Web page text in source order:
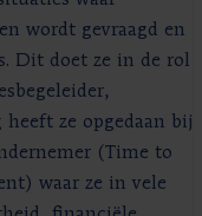
wordt gevraagd en
Dit doet ze in de rol
ze opgedaan bij
(Time to
waar ze in vele